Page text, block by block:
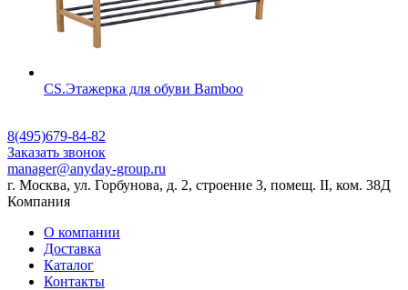
CS.Этажерка для обуви Bamboo
8(495)679-84-82
Заказать звонок
manager@anyday-group.ru
г. Москва, ул. Горбунова, д. 2, строение 3, помещ. II, ком. 38Д
Компания
О компании
Доставка
Каталог
Контакты